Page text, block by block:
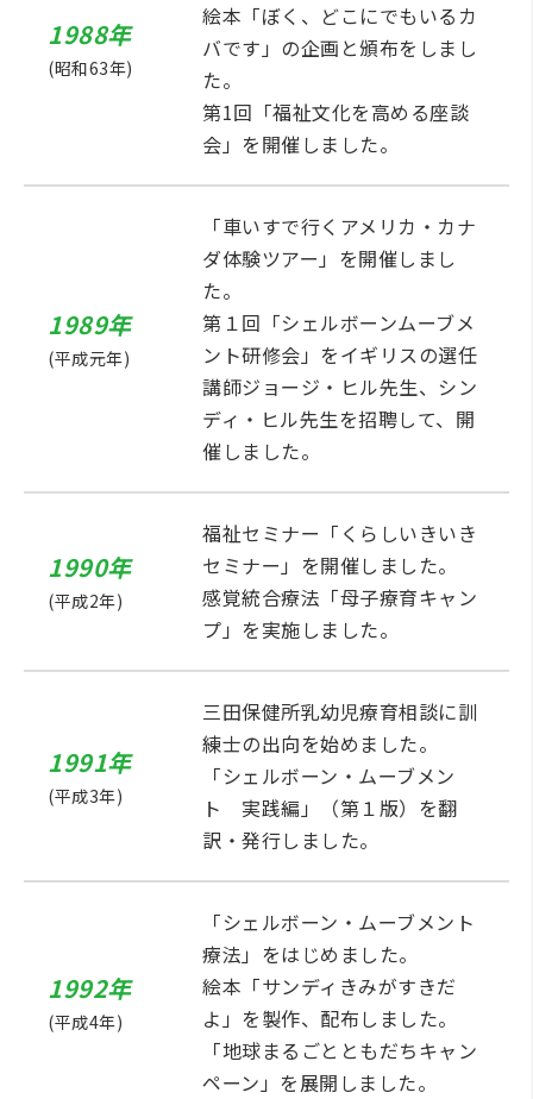
1988年
(昭和63年)
絵本「ぼく、どこにでもいるカ
バです」の企画と頒布をしまし
た。
第1回「福祉文化を高める座談
会」を開催しました。
1989年
(平成元年)
「車いすで行くアメリカ・カナ
ダ体験ツアー」を開催しまし
た。
第１回「シェルボーンムーブメ
ント研修会」をイギリスの選任
講師ジョージ・ヒル先生、シン
ディ・ヒル先生を招聘して、開
催しました。
1990年
(平成2年)
福祉セミナー「くらしいきいき
セミナー」を開催しました。
感覚統合療法「母子療育キャン
プ」を実施しました。
1991年
(平成3年)
三田保健所乳幼児療育相談に訓
練士の出向を始めました。
「シェルボーン・ムーブメン
ト 実践編」（第１版）を翻
訳・発行しました。
1992年
(平成4年)
「シェルボーン・ムーブメント
療法」をはじめました。
絵本「サンディきみがすきだ
よ」を製作、配布しました。
「地球まるごとともだちキャン
ペーン」を展開しました。